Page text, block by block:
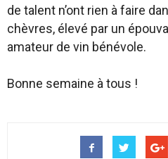
de talent n’ont rien à faire
chèvres, élevé par un
amateur de vin bénévole.
Bonne semaine à tous !